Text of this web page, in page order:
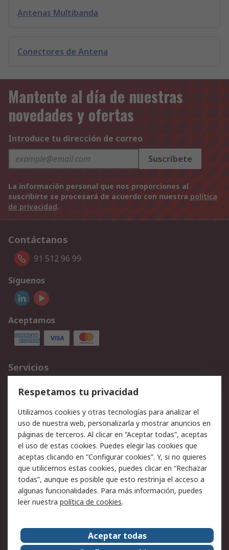
Antenas Multibanda
Conectores de Antena
Mantente al día de nuestras
novedades y ofertas
Introduce tu dirección de correo
Suscríbete
La información personal que nos proporciones al
suscribirte se procesará de acuerdo con nuestra política
de privacidad.
Contáctanos
91 512 96 99
Síguenos
Aceptamos
Servicios
Cómo realizar pedidos
Devoluciones
Facturación y pago
Ofertas
Soporte técnico
Legal
Aviso legal
Política de privacidad -
Actualizada
Política sobre cookies
Seguridad de emails
Certificaciones de
Condiciones de venta
Acerca de RS
Respetamos tu privacidad
Utilizamos cookies y otras tecnologías para analizar el
uso de nuestra web, personalizarla y mostrar anuncios en
páginas de terceros. Al clicar en “Aceptar todas”, aceptas
el uso de estas cookies. Puedes elegir las cookies que
aceptas clicando en “Configurar cookies”. Y, si no quieres
que utilicemos estas cookies, puedes clicar en “Rechazar
todas”, aunque es posible que esto restrinja el acceso a
algunas funcionalidades. Para más información, puedes
leer nuestra política de cookies.
Aceptar todas